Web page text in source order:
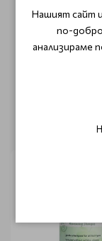
Нашият сайт
по-добро
анализираме